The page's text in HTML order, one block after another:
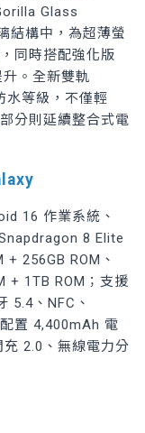
Glass
結構中，為超薄螢
同時搭配強化版
。全新雙軌
水等級，不僅輕
分則延續整合式電
16 作業系統、
8 Elite
256GB ROM、
+ 1TB ROM；支援
5.4、NFC、
置 4,400mAh 電
2.0、無線電力分